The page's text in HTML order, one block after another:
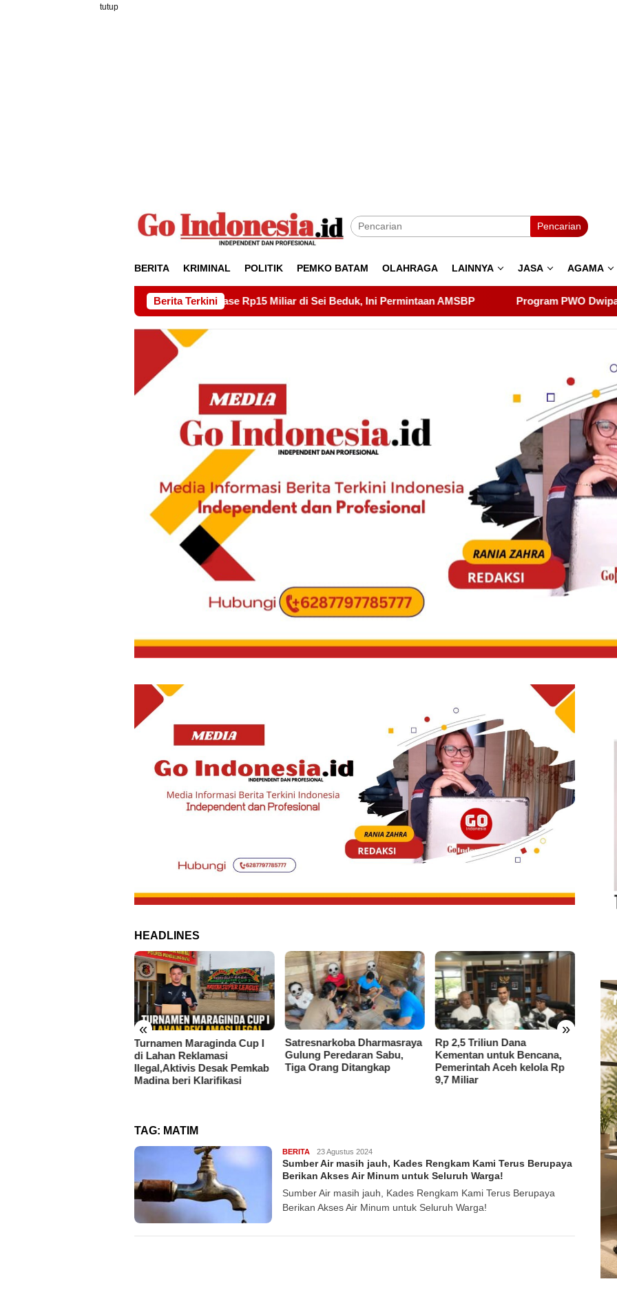
tutup
Pencarian
BERITA KRIMINAL POLITIK PEMKO BATAM OLAHRAGA LAINNYA JASA AGAMA
Berita Terkini
Proyek Drainase Rp15 Miliar di Sei Beduk, Ini Permintaan AMSBP Program PWO Dwipa Kepri Berbagi, Wujud
HEADLINES
« »
Satresnarkoba Dharmasraya
Gulung Peredaran Sabu,
Tiga Orang Ditangkap
Rp 2,5 Triliun Dana
Kementan untuk Bencana,
Pemerintah Aceh kelola Rp
Ketua DWP Aceh Terima
Kunjungan Kerja DWP
Kalimantan Selatan, Pererat
Sinergi dan Kolaborasi
TAG: MATIM
BERITA GoIndonesia
23 Agustus 2024
Sumber Air masih jauh, Kades Rengkam Kami Terus Berupaya
Berikan Akses Air Minum untuk Seluruh Warga!
Sumber Air masih jauh, Kades Rengkam Kami Terus Berupaya
Berikan Akses Air Minum untuk Seluruh Warga!